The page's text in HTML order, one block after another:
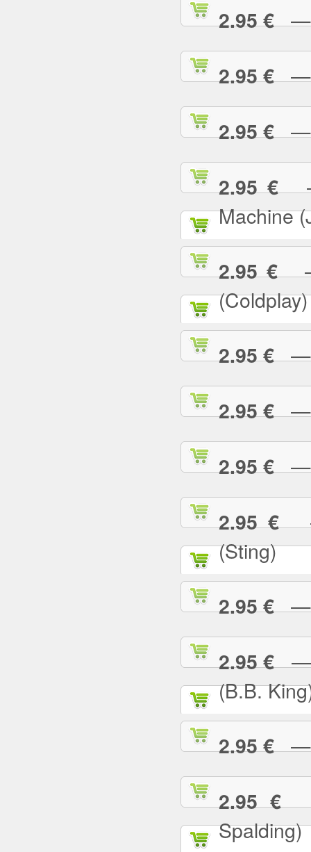
2.95 €—
2.95 €—
2.95 €—
2.95 €—
Machine
2.95 €—
(Coldplay)
2.95 €—
2.95 €—
2.95 €—
2.95 €—
(Sting)
2.95 €— I
2.95 €— I
(B.B.
2.95 €— I
2.95 €—
Spalding)